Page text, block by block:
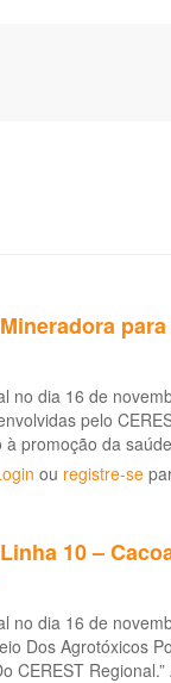
no dia 16 de
pelo
promoção da
ou registre-se
10 –
no dia 16 de
Dos Agrotóxicos
Regional.”